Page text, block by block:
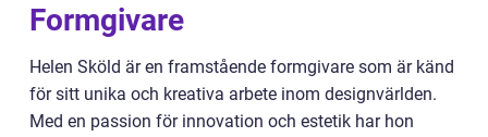
Formgivare
Helen Sköld är en framstående formgivare som är känd
för sitt unika och kreativa arbete inom designvärlden.
Med en passion för innovation och estetik har hon